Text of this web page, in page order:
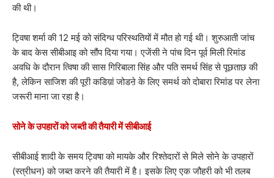
की थी।
ट्विषा शर्मा की 12 मई को संदिग्ध परिस्थतियों में मौत हो गई थी। शुरुआती जांच
के बाद केस सीबीआइ को सौंप दिया गया। एजेंसी ने पांच दिन पूर्व मिली रिमांड
अवधि के दौरान त्विषा की सास गिरिबाला सिंह और पति समर्थ सिंह से पूछताछ की
है, लेकिन साजिश की पूरी कडिय़ां जोडऩे के लिए समर्थ को दोबारा रिमांड पर लेना
जरूरी माना जा रहा है।
सोने के उपहारों को जब्ती की तैयारी में सीबीआई
सीबीआई शादी के समय ट्विषा को मायके और रिश्तेदारों से मिले सोने के उपहारों
(स्त्रीधन) को जब्त करने की तैयारी में है। इसके लिए एक जौहरी को भी तलब